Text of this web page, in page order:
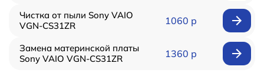
Чистка от пыли Sony VAIO
VGN-CS31ZR
1060 р
Замена материнской платы
Sony VAIO VGN-CS31ZR
1360 р